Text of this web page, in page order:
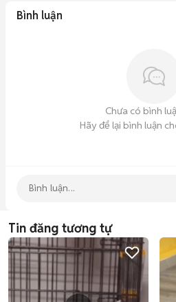
Bình luận
Chưa có bình
Hãy để lại bình luận
Tin đăng tương tự